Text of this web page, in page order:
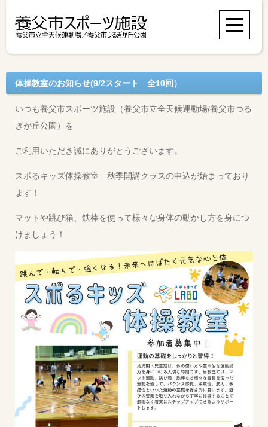
体操教室のお知らせ(9/2スタート 全10回）
いつも養父市スポーツ施設（養父市立全天候運動場/養父市つる
ぎが丘公園）を
ご利用いただき誠にありがとうございます。
スポるキッズ体操教室 秋季開講クラスの申込が始まっており
ます！
マットや跳び箱、鉄棒を使って様々な身体の動かし方を身につ
けましょう！